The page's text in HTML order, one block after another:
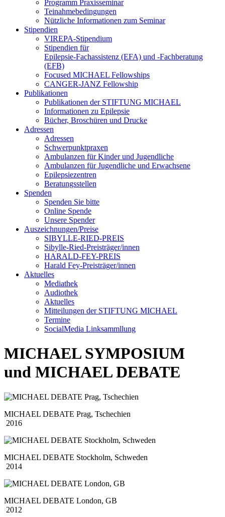
Programm Praxisseminar
Teinahmebedingungen
Nützliche Informationen zum Seminar
Stipendien
VIREPA-Stipendium
Stipendien für
Epilepsie-Fachassistenz (EFA) und -Fachberatung
(EFB)
Focused MICHAEL Fellowships
CANGER-JANZ Fellowship
Publikationen
Publikationen der STIFTUNG MICHAEL
Informationen zu Epilepsie
Bücher, Broschüren und Drucke
Adressen
Adressen
Schwerpunktpraxen
Ambulanzen für Kinder und Jugendliche
Ambulanzen für Jugendliche und Erwachsene
Epilepsiezentren
Beratungsstellen
Spenden
Spenden Sie bitte
Online Spende
Unsere Spender
Auszeichnungen/Preise
SIBYLLE-RIED-PREIS
Sibylle-Ried-Preisträger/innen
HARALD-FEY-PREIS
Harald Fey-Preisträger/innen
Aktuelles
Mediathek
Audiothek
Aktuelles
Mitteilungen der STIFTUNG MICHAEL
Termine
SocialMedia Linksammllung
MICHAEL SYMPOSIUM
und MICHAEL DEBATE
MICHAEL DEBATE Prag, Tschechien
2016
MICHAEL DEBATE Stockholm, Schweden
2014
MICHAEL DEBATE London, GB
2012